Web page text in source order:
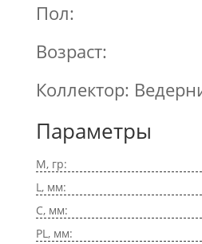
Пол:
Возраст:
Коллектор:
Параметры
M, гр:
L, мм:
C, мм:
PL, мм: